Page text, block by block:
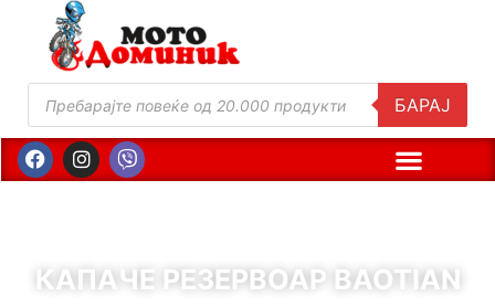
БАРАЈ
КАПАЧЕ РЕЗЕРВОАР BAOTIAN